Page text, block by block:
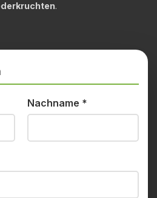
.
Nachname *